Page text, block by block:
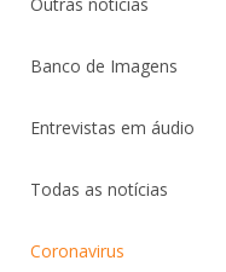
Banco de Imagens
Entrevistas em áudio
Todas as notícias
Coronavirus